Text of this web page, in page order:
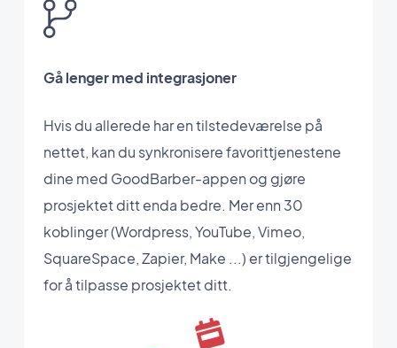
Gå lenger med integrasjoner
Hvis du allerede har en tilstedeværelse på
nettet, kan du synkronisere favorittjenestene
dine med GoodBarber-appen og gjøre
prosjektet ditt enda bedre. Mer enn 30
koblinger (Wordpress, YouTube, Vimeo,
SquareSpace, Zapier, Make ...) er tilgjengelige
for å tilpasse prosjektet ditt.